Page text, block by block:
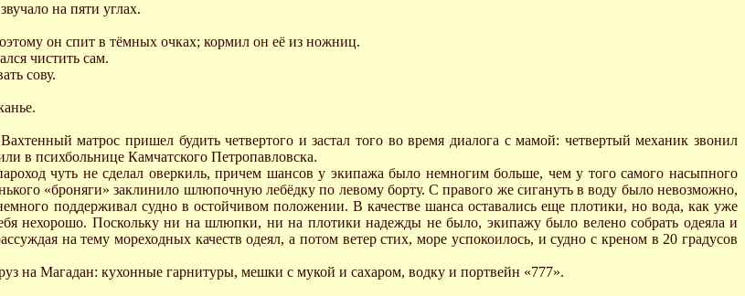
на пяти углах.
он спит в тёмных очках; кормил он её из ножниц.
чистить сам.
сову.
матрос пришел будить четвертого и застал того во время диалога с мамой: четвертый механик звонил
в психбольнице Камчатского Петропавловска.
чуть не сделал оверкиль, причем шансов у экипажа было немногим больше, чем у того самого насыпного
«броняги» заклинило шлюпочную лебёдку по левому борту. С правого же сигануть в воду было невозможно,
поддерживал судно в остойчивом положении. В качестве шанса оставались еще плотики, но вода, как уже
нехорошо. Поскольку ни на шлюпки, ни на плотики надежды не было, экипажу было велено собрать одеяла и
на тему мореходных качеств одеял, а потом ветер стих, море успокоилось, и судно с креном в 20 градусов
на Магадан: кухонные гарнитуры, мешки с мукой и сахаром, водку и портвейн «777».